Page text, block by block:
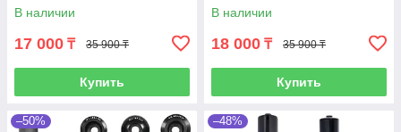
В наличии
17 000 ₸ 35 900 ₸
Купить
В наличии
18 000 ₸ 35 900 ₸
Купить
–50% –48%